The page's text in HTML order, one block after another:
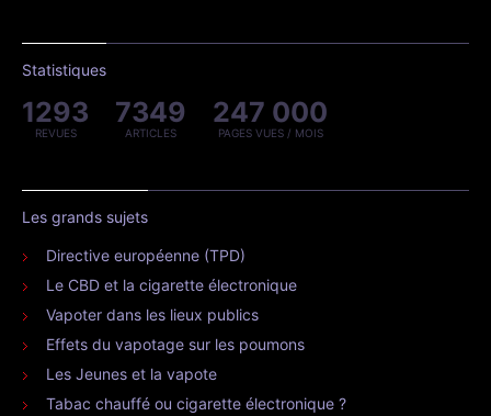
Statistiques
1293
REVUES
7349
ARTICLES
247 000
PAGES VUES / MOIS
Les grands sujets
Directive européenne (TPD)
Le CBD et la cigarette électronique
Vapoter dans les lieux publics
Effets du vapotage sur les poumons
Les Jeunes et la vapote
Tabac chauffé ou cigarette électronique ?